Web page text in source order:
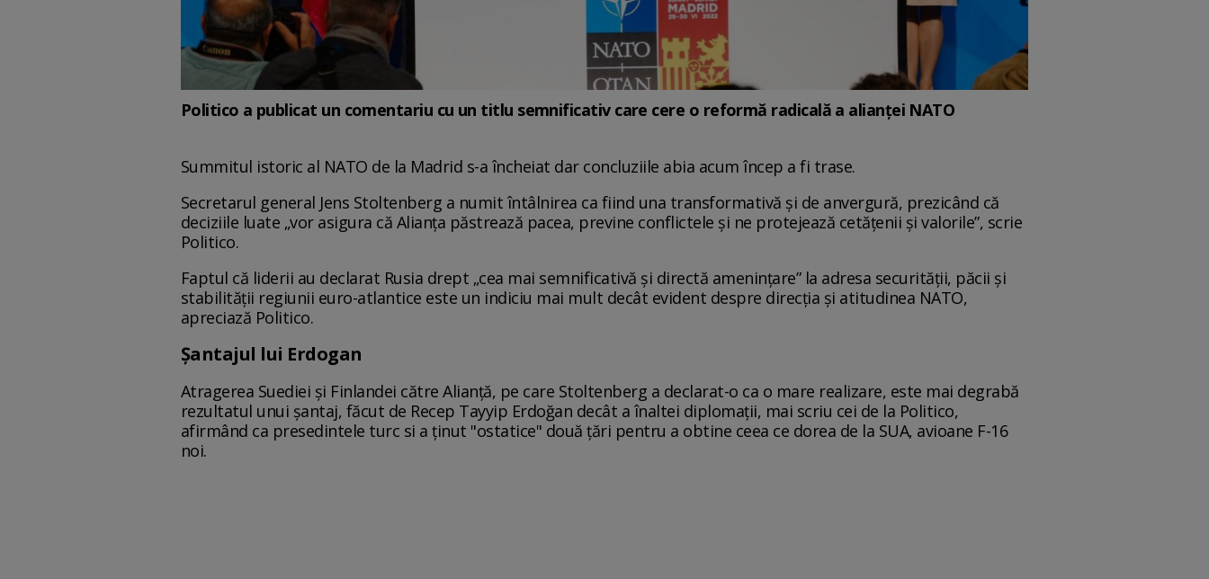
Politico a publicat un comentariu cu un titlu semnificativ care cere o reformă radicală a alianței NATO
Summitul istoric al NATO de la Madrid s-a încheiat dar concluziile abia acum încep a fi trase.
Secretarul general Jens Stoltenberg a numit întâlnirea ca fiind una transformativă și de anvergură, prezicând că
deciziile luate „vor asigura că Alianța păstrează pacea, previne conflictele și ne protejează cetățenii și valorile”, scrie
Politico.
Faptul că liderii au declarat Rusia drept „cea mai semnificativă și directă amenințare” la adresa securității, păcii și
stabilității regiunii euro-atlantice este un indiciu mai mult decât evident despre direcția și atitudinea NATO,
apreciază Politico.
Șantajul lui Erdogan
Atragerea Suediei și Finlandei către Alianță, pe care Stoltenberg a declarat-o ca o mare realizare, este mai degrabă
rezultatul unui șantaj, făcut de Recep Tayyip Erdoğan decât a înaltei diplomații, mai scriu cei de la Politico,
afirmând ca presedintele turc si a ținut "ostatice" două țări pentru a obtine ceea ce dorea de la SUA, avioane F-16
noi.